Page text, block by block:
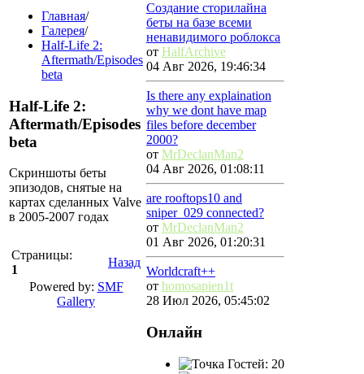
Главная/
Галерея/
Half-Life 2:
Aftermath/Episodes
beta
Half-Life 2:
Aftermath/Episodes
beta
Скриншоты беты
эпизодов, снятые на
картах сделанных Valve
в 2005-2007 годах
Страницы:
1
Назад
Powered by: SMF
Gallery
Создание сторилайна
беты на базе всеми
ненавидимого роблокса
от HalfArchive
04 Авг 2026, 19:46:34
Is there any explaination
why we dont have map
files before december
2000?
от MrDeclanMan2
04 Авг 2026, 01:08:11
are rooftops10 and
sniper_029 connected?
от MrDeclanMan2
01 Авг 2026, 01:20:31
Worldcraft++
от homosapien1t
28 Июл 2026, 05:45:02
Онлайн
Гостей: 20